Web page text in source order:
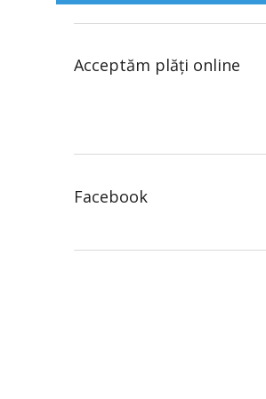
Acceptăm plăţi online
Facebook